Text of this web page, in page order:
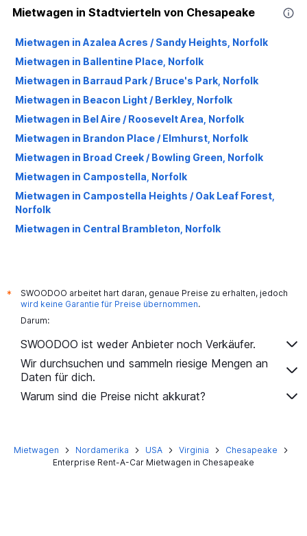
Mietwagen in Stadtvierteln von Chesapeake
Mietwagen in Azalea Acres / Sandy Heights, Norfolk
Mietwagen in Ballentine Place, Norfolk
Mietwagen in Barraud Park / Bruce's Park, Norfolk
Mietwagen in Beacon Light / Berkley, Norfolk
Mietwagen in Bel Aire / Roosevelt Area, Norfolk
Mietwagen in Brandon Place / Elmhurst, Norfolk
Mietwagen in Broad Creek / Bowling Green, Norfolk
Mietwagen in Campostella, Norfolk
Mietwagen in Campostella Heights / Oak Leaf Forest,
Norfolk
Mietwagen in Central Brambleton, Norfolk
Mietwagen in Colonial Heights, Norfolk
Mietwagen in Colonial Place, Norfolk
Mietwagen in Coronado / Inglenook Park, Norfolk
Mietwagen in Cottage Row Park, Norfolk
Mietwagen in Crown Point / River Oaks, Norfolk
Mietwagen in Downtown, Norfolk
Mietwagen in Fairmont Park, Norfolk
*
SWOODOO arbeitet hart daran, genaue Preise zu erhalten, jedoch
wird keine Garantie für Preise übernommen.
Darum:
SWOODOO ist weder Anbieter noch Verkäufer.
Wir durchsuchen und sammeln riesige Mengen an
Daten für dich.
Warum sind die Preise nicht akkurat?
Mietwagen Nordamerika USA Virginia
Chesapeake
Enterprise Rent-A-Car Mietwagen in Chesapeake